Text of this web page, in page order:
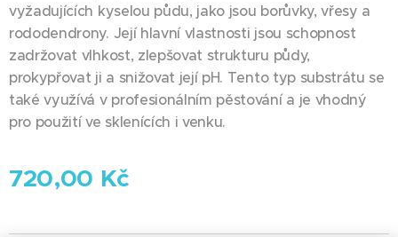
vyžadujících kyselou půdu, jako jsou borůvky, vřesy a
rododendrony. Její hlavní vlastnosti jsou schopnost
zadržovat vlhkost, zlepšovat strukturu půdy,
prokypřovat ji a snižovat její pH. Tento typ substrátu se
také využívá v profesionálním pěstování a je vhodný
pro použití ve sklenících i venku.
720,00 Kč